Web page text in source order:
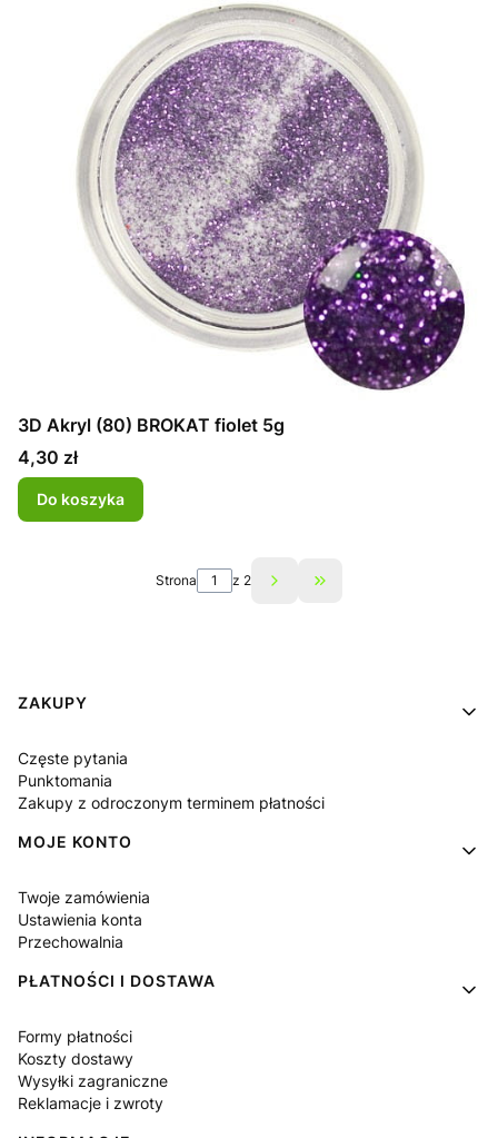
3D Akryl (80) BROKAT fiolet 5g
Cena
4,30 zł
Do koszyka
Strona z 2 Przejdź do ostatniej
Linki w stopce
ZAKUPY
Częste pytania
Punktomania
Zakupy z odroczonym terminem płatności
MOJE KONTO
Twoje zamówienia
Ustawienia konta
Przechowalnia
PŁATNOŚCI I DOSTAWA
Formy płatności
Koszty dostawy
Wysyłki zagraniczne
Reklamacje i zwroty